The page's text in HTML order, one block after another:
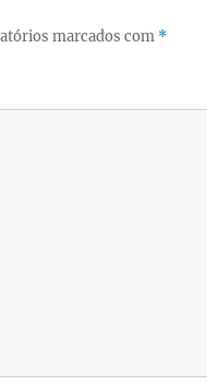
marcados com *